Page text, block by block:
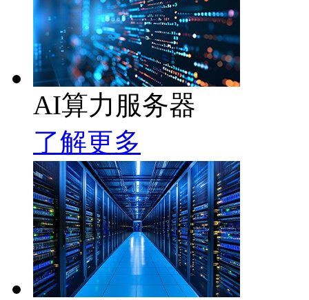
AI算力服务器
了解更多